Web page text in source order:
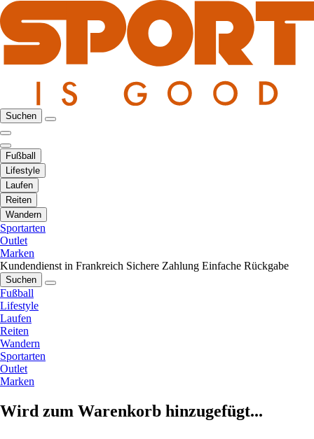
Suchen
Fußball
Lifestyle
Laufen
Reiten
Wandern
Sportarten
Outlet
Marken
Kundendienst in Frankreich Sichere Zahlung Einfache Rückgabe
Suchen
Fußball
Lifestyle
Laufen
Reiten
Wandern
Sportarten
Outlet
Marken
Wird zum Warenkorb hinzugefügt...